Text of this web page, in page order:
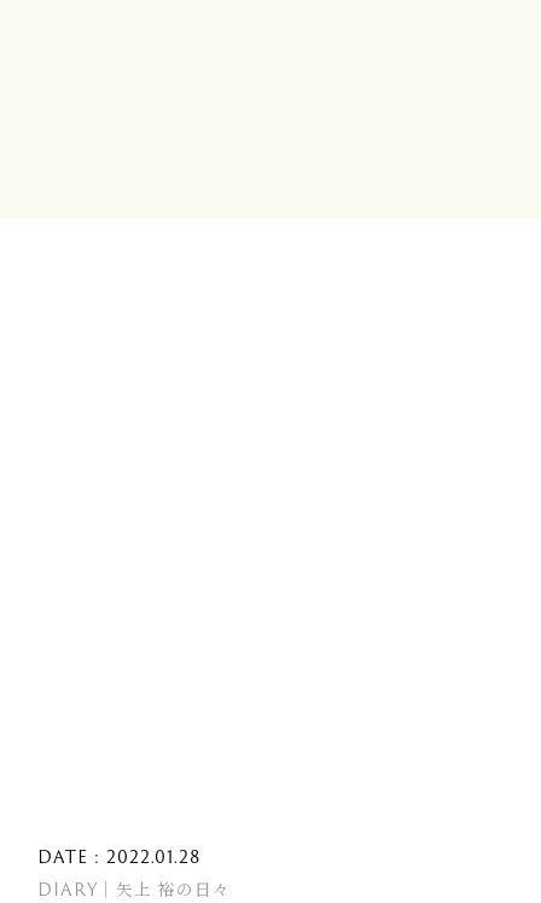
DATE : 2022.01.28
DIARY｜矢上 裕の日々